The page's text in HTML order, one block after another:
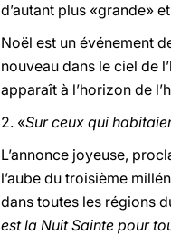
d’autant plus «grande»
Noël est un événement
nouveau dans le ciel de
apparaît à l’horizon de
2. «Sur ceux qui
L’annonce joyeuse,
l’aube du troisième
dans toutes les régions
est la Nuit Sainte pour